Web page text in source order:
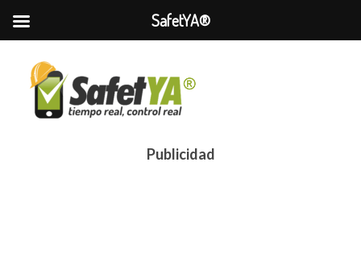
Publicidad
SafetYA®